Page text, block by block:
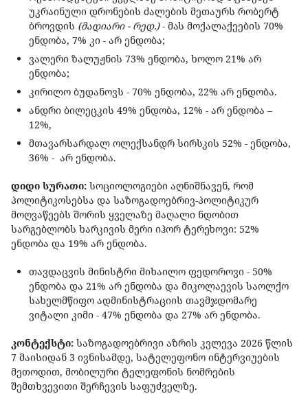
უკრაინული დრონების ძალების მეთაურს რობერტ
ბროვდის (მადიარი - რედ.)- მას მოქალაქეების 70%
ენდობა, 7% კი - არ ენდობა;
ვალერი ზალუჟნის 73% ენდობა, ხოლო 21% არ
ენდობა;
კირილო ბუდანოვს - 70% ენდობა, 22% არ ენდობა.
ანდრი ბილეცკის 49% ენდობა, 12% - არ ენდობა –
12%,
მთავარსარდალ ოლექსანდრ სირსკის 52% - ენდობა,
36% - არ ენდობა.
დიდი სურათი: სოციოლოგიები აღნიშნავენ, რომ
პოლიტიკოსებსა და საზოგადოებრივ-პოლიტიკურ
მოღვაწეებს შორის ყველაზე მაღალი ნდობით
სარგებლობს ხარკივის მერი იჰორ ტერეხოვი: 52%
ენდობა და 19% არ ენდობა.
თავდაცვის მინისტრი მიხაილო ფედოროვი - 50%
ენდობა და 21% არ ენდობა და მიკოლაევის საოლქო
სახელმწიფო ადმინისტრაციის თავმჯდომარე
ვიტალი კიმი - 47% ენდობა და 27% არ ენდობა.
კონტექსტი: საზოგადოებრივი აზრის კვლევა 2026 წლის
7 მაისიდან 3 ივნისამდე, სატელეფონო ინტერვიუების
მეთოდით, მობილური ტელეფონის ნომრების
შემთხვევითი შერჩევის საფუძველზე.